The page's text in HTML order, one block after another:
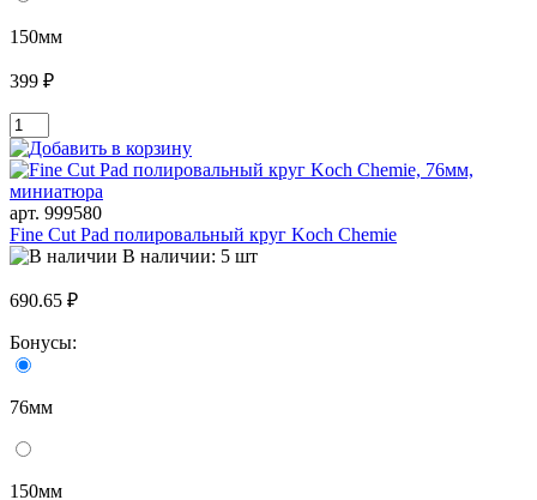
150мм
399 ₽
арт. 999580
Fine Cut Pad полировальный круг Koch Chemie
В наличии: 5 шт
690.65 ₽
Бонусы:
76мм
150мм